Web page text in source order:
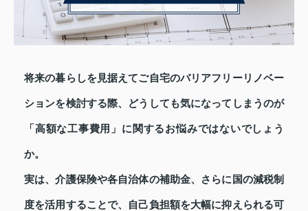
将来の暮らしを見据えてご自宅のバリアフリーリノベー
ションを検討する際、どうしても気になってしまうのが
「高額な工事費用」に関するお悩みではないでしょう
か。
実は、介護保険や各自治体の補助金、さらに国の減税制
度を活用することで、自己負担額を大幅に抑えられる可